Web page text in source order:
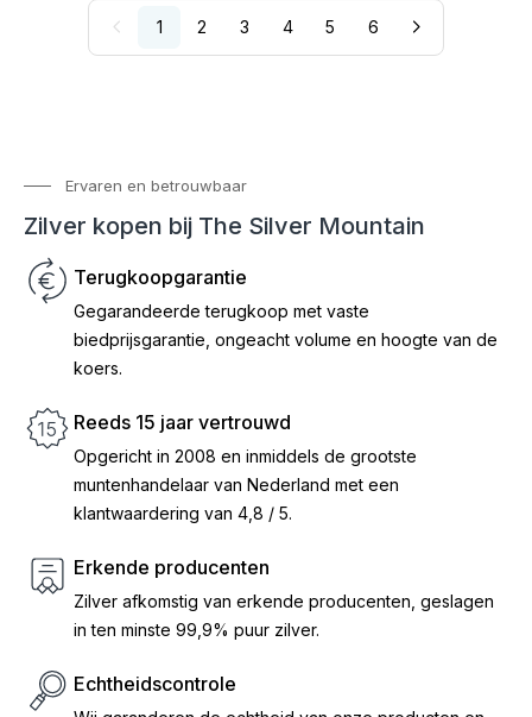
1 2 3 4 5 6
Ervaren en betrouwbaar
Zilver kopen bij The Silver Mountain
Terugkoopgarantie
Gegarandeerde terugkoop met vaste
biedprijsgarantie, ongeacht volume en hoogte van de
koers.
Reeds 15 jaar vertrouwd
Opgericht in 2008 en inmiddels de grootste
muntenhandelaar van Nederland met een
klantwaardering van 4,8 / 5.
Erkende producenten
Zilver afkomstig van erkende producenten, geslagen
in ten minste 99,9% puur zilver.
Echtheidscontrole